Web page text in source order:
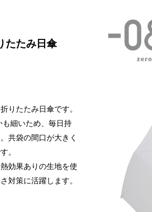
たたみ日傘
りたたみ日傘です。
細いため、毎日持
共袋の間口が大きく
。
効果ありの生地を使
対策に活躍します。